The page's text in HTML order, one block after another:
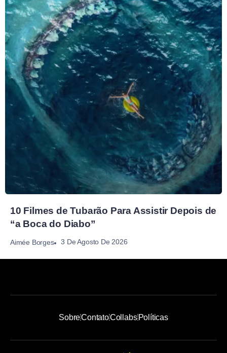
10 Filmes de Tubarão Para Assistir Depois de
“a Boca do Diabo”
Aimée Borges 3 De Agosto De 2026
SobreContatoCollabsPolíticas